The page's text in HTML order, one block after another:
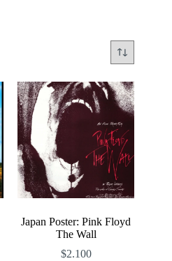
Japan Poster: Pink Floyd
The Wall
$2.100